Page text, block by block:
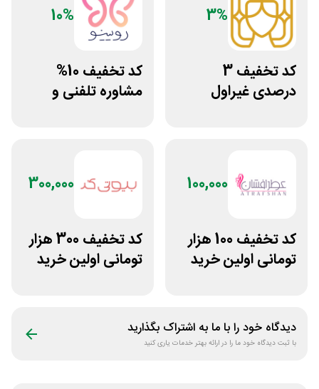
3%
کد تخفیف 3
درصدی غیراول
10%
کد تخفیف 10%
مشاوره تلفنی و
100,000
کد تخفیف 100 هزار
تومانی اولین خرید
300,000
کد تخفیف 300 هزار
تومانی اولین خرید
دیدگاه خود را با ما به اشتراک بگذارید
با ثبت دیدگاه خود ما را در ارائه بهتر خدمات یاری کنید